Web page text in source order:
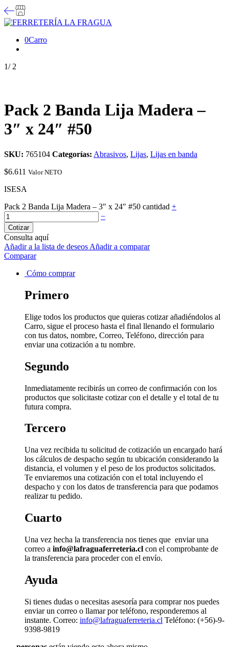
0Carro
1/2
Pack 2 Banda Lija Madera –
3″ x 24″ #50
SKU: 765104 Categorías: Abrasivos, Lijas, Lijas en banda
$6.611 Valor NETO
ISESA
Pack 2 Banda Lija Madera – 3″ x 24″ #50 cantidad +
−
Cotizar
Consulta aquí
Añadir a la lista de deseos Añadir a comparar
Comparar
Cómo comprar
Primero
Elige todos los productos que quieras cotizar añadiéndolos al
Carro, sigue el proceso hasta el final llenando el formulario
con tus datos, nombre, Correo, Teléfono, dirección para
enviar una cotización a tu nombre.
Segundo
Inmediatamente recibirás un correo de confirmación con los
productos que solicitaste cotizar con el detalle y el total de tu
futura compra.
Tercero
Una vez recibida tu solicitud de cotización un encargado hará
los cálculos de despacho según tu ubicación considerando la
distancia, el volumen y el peso de los productos solicitados.
Te enviaremos una cotización con el total incluyendo el
despacho y con los datos de transferencia para que podamos
realizar tu pedido.
Cuarto
Una vez hecha la transferencia nos tienes que enviar una
correo a info@lafraguaferreteria.cl con el comprobante de
la transferencia para proceder con el envío.
Ayuda
Si tienes dudas o necesitas asesoría para comprar nos puedes
enviar un correo o llamar por teléfono, responderemos al
instante. Correo: info@lafraguaferreteria.cl Teléfono: (+56)-9-
9398-9819